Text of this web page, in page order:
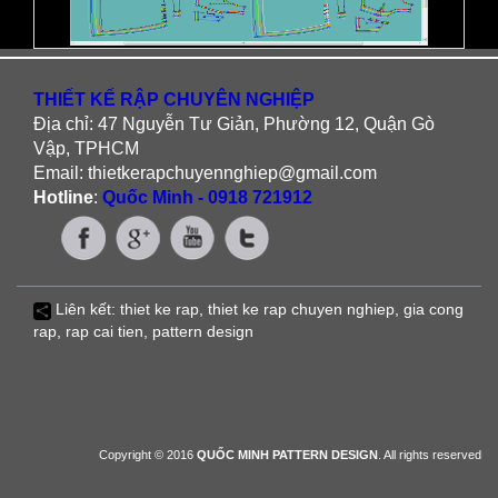
THIẾT KẾ RẬP CHUYÊN NGHIỆP
Địa chỉ: 47 Nguyễn Tư Giản, Phường 12, Quận Gò
Vập, TPHCM
Email: thietkerapchuyennghiep@gmail.com
Hotline: Quốc Minh - 0918 721912
Liên kết: thiet ke rap, thiet ke rap chuyen nghiep, gia cong
rap, rap cai tien, pattern design
Copyright © 2016 QUỐC MINH PATTERN DESIGN . All rights reserved